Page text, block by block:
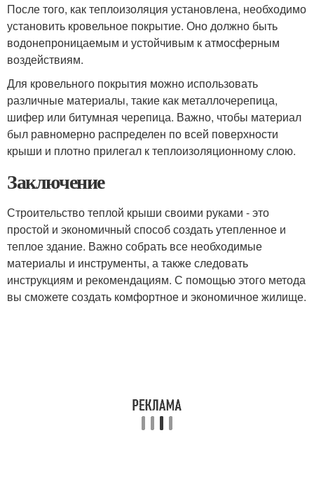
После того, как теплоизоляция установлена, необходимо
установить кровельное покрытие. Оно должно быть
водонепроницаемым и устойчивым к атмосферным
воздействиям.
Для кровельного покрытия можно использовать
различные материалы, такие как металлочерепица,
шифер или битумная черепица. Важно, чтобы материал
был равномерно распределен по всей поверхности
крыши и плотно прилегал к теплоизоляционному слою.
Заключение
Строительство теплой крыши своими руками - это
простой и экономичный способ создать утепленное и
теплое здание. Важно собрать все необходимые
материалы и инструменты, а также следовать
инструкциям и рекомендациям. С помощью этого метода
вы сможете создать комфортное и экономичное жилище.